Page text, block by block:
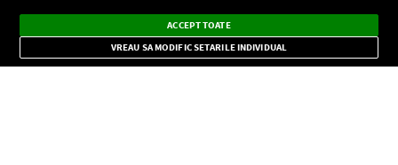
CONFIDENŢIALITATE
Dark
Mode
Radio live, podcasturi, știri și alerte
importante.
×
ACCEPT TOATE
VREAU SA MODIFIC SETARILE INDIVIDUAL